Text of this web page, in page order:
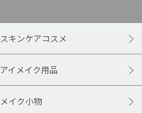
スキンケアコスメ
アイメイク用品
メイク小物